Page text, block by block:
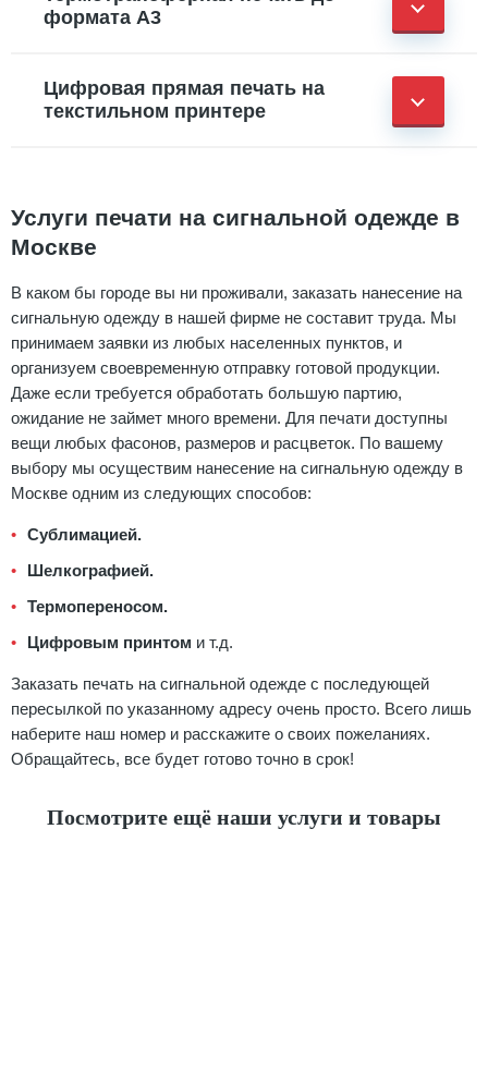
формата А3
Цифровая прямая печать на
текстильном принтере
Услуги печати на сигнальной одежде в
Москве
В каком бы городе вы ни проживали, заказать нанесение на
сигнальную одежду в нашей фирме не составит труда. Мы
принимаем заявки из любых населенных пунктов, и
организуем своевременную отправку готовой продукции.
Даже если требуется обработать большую партию,
ожидание не займет много времени. Для печати доступны
вещи любых фасонов, размеров и расцветок. По вашему
выбору мы осуществим нанесение на сигнальную одежду в
Москве одним из следующих способов:
Сублимацией.
Шелкографией.
Термопереносом.
Цифровым принтом и т.д.
Заказать печать на сигнальной одежде с последующей
пересылкой по указанному адресу очень просто. Всего лишь
наберите наш номер и расскажите о своих пожеланиях.
Обращайтесь, все будет готово точно в срок!
Посмотрите ещё наши услуги и товары